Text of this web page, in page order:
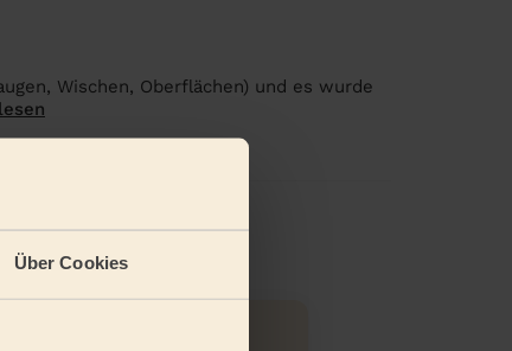
Über Cookies
Wischen, Oberflächen) und es wurde